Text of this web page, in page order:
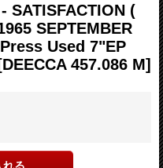
SATISFACTION (
SEPTEMBER
Used 7"EP
457.086 M]